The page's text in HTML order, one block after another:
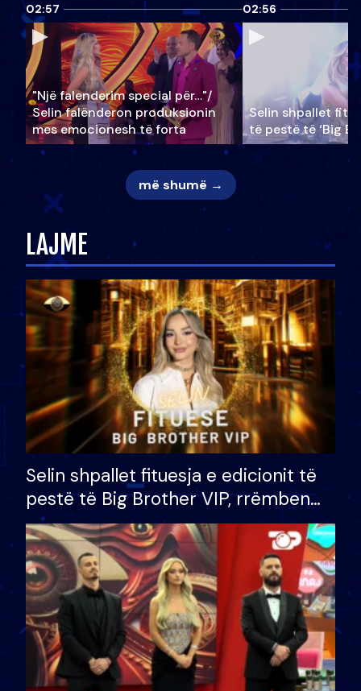
02:57
"Një falenderim special për…"/
Selin falënderon produksionin
mes emocionesh të forta
02:56
Selin shpallet
të pestë të ‘Big
më shumë →
LAJME
Selin shpallet fituesja e edicionit të
pestë të Big Brother VIP, rrëmben
çmimin e madh prej 100 mijë eurosh